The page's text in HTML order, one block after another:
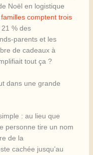
Noël en logistique
comptent trois
21 % des
parents et les
de cadeaux à
tout ça ?
dans une grande
: au lieu que
personne tire un nom
de la
cachée jusqu’au